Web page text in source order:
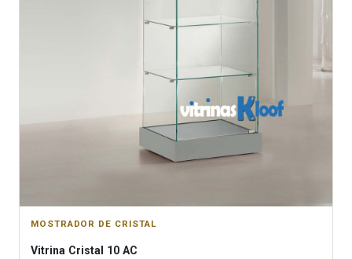
MOSTRADOR DE CRISTAL
Vitrina Cristal 10 AC